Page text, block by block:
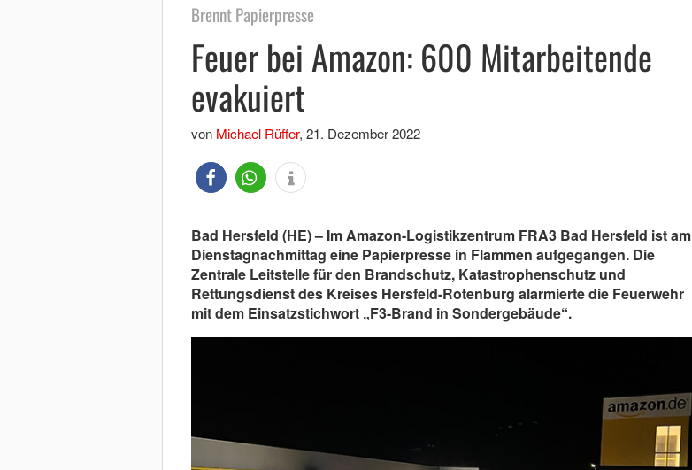
Brennt Papierpresse
Feuer bei Amazon: 600 Mitarbeitende
evakuiert
von Michael Rüffer, 21. Dezember 2022
Bad Hersfeld (HE) – Im Amazon-Logistikzentrum FRA3 Bad Hersfeld ist am
Dienstagnachmittag eine Papierpresse in Flammen aufgegangen. Die
Zentrale Leitstelle für den Brandschutz, Katastrophenschutz und
Rettungsdienst des Kreises Hersfeld-Rotenburg alarmierte die Feuerwehr
mit dem Einsatzstichwort „F3-Brand in Sondergebäude“.